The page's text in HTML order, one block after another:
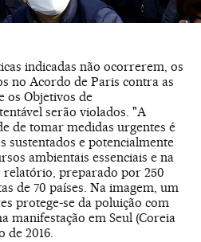
indicadas não ocorrerem, os
no Acordo de Paris contra as
os Objetivos de
serão violados. "A
de tomar medidas urgentes é
sustentados e potencialmente
ambientais essenciais e na
relatório, preparado por 250
de 70 países. Na imagem, um
protege-se da poluição com
manifestação em Seul (Coreia
de 2016.